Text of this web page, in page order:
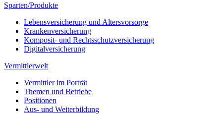
Sparten/Produkte
Lebensversicherung und Altersvorsorge
Krankenversicherung
Komposit- und Rechtsschutzversicherung
Digitalversicherung
Vermittlerwelt
Vermittler im Porträt
Themen und Betriebe
Positionen
Aus- und Weiterbildung